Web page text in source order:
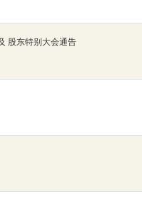
股东特别大会通告